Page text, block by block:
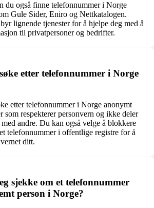
du også finne telefonnummer i Norge
Gule Sider, Eniro og Nettkatalogen.
lignende tjenester for å hjelpe deg med å
til privatpersoner og bedrifter.
etter telefonnummer i Norge
etter telefonnummer i Norge anonymt
som respekterer personvern og ikke deler
andre. Du kan også velge å blokkere
telefonnummer i offentlige registre for å
ditt.
sjekke om et telefonnummer
person i Norge?